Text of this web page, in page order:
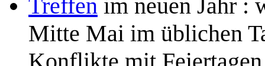
Treffen im neuen Jahr :
Mitte Mai im üblichen
Konflikte mit